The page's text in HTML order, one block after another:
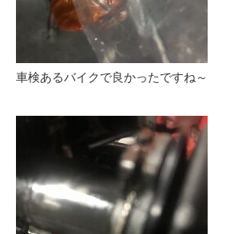
車検あるバイクで良かったですね～